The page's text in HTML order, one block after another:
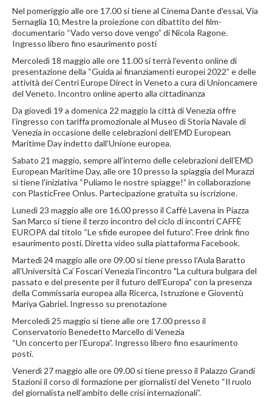
Nel pomeriggio alle ore 17.00 si tiene al Cinema Dante d'essai, Via
Sernaglia 10, Mestre la proiezione con dibattito del film-
documentario “Vado verso dove vengo” di Nicola Ragone.
Ingresso libero fino esaurimento posti
Mercoledì 18 maggio alle ore 11.00 si terrà l’evento online di
presentazione della “Guida ai finanziamenti europei 2022” e delle
attività dei Centri Europe Direct in Veneto a cura di Unioncamere
del Veneto. Incontro online aperto alla cittadinanza
Da giovedì 19 a domenica 22 maggio la città di Venezia offre
l’ingresso con tariffa promozionale al Museo di Storia Navale di
Venezia in occasione delle celebrazioni dell’EMD European
Maritime Day indetto dall’Unione europea.
Sabato 21 maggio, sempre all’interno delle celebrazioni dell’EMD
European Maritime Day, alle ore 10 presso la spiaggia del Murazzi
si tiene l'iniziativa “Puliamo le nostre spiagge!” in collaborazione
con PlasticFree Onlus. Partecipazione gratuita su iscrizione.
Lunedì 23 maggio alle ore 16.00 presso il Caffè Lavena in Piazza
San Marco si tiene il terzo incontro del ciclo di incontri CAFFÈ
EUROPA dal titolo “Le sfide europee del futuro”. Free drink fino
esaurimento posti. Diretta video sulla piattaforma Facebook.
Martedì 24 maggio alle ore 09.00 si tiene presso l’Aula Baratto
all’Università Ca’ Foscari Venezia l’incontro "La cultura bulgara del
passato e del presente per il futuro dell'Europa" con la presenza
della Commissaria europea alla Ricerca, Istruzione e Gioventù
Mariya Gabriel. Ingresso su prenotazione
Mercoledì 25 maggio si tiene alle ore 17.00 presso il
Conservatorio Benedetto Marcello di Venezia
“Un concerto per l’Europa”. Ingresso libero fino esaurimento
posti.
Venerdì 27 maggio alle ore 09.00 si tiene presso il Palazzo Grandi
Stazioni il corso di formazione per giornalisti del Veneto “Il ruolo
del giornalista nell’ambito delle crisi internazionali”.